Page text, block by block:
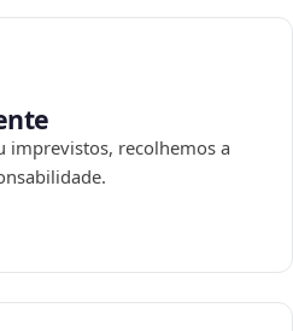
imprevistos, recolhemos a